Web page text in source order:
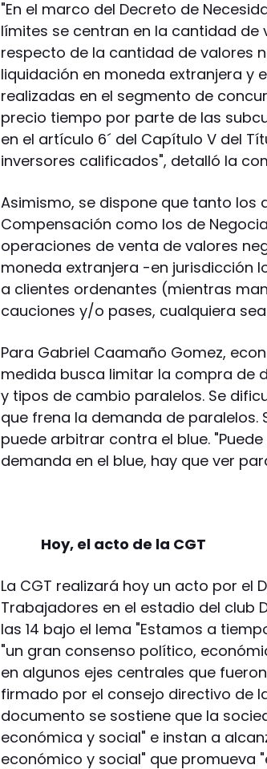
"En el marco del Decreto de
límites se centran en la cantidad de
respecto de la cantidad de valores
liquidación en moneda extranjera y
realizadas en el segmento de
precio tiempo por parte de las
en el artículo 6´ del Capítulo V del
inversores calificados", detalló la
Asimismo, se dispone que tanto los
Compensación como los de
operaciones de venta de valores
moneda extranjera -en jurisdicción
a clientes ordenantes (mientras
cauciones y/o pases, cualquiera
Para Gabriel Caamaño Gomez,
medida busca limitar la compra de
y tipos de cambio paralelos. Se
que frena la demanda de paralelos.
puede arbitrar contra el blue.
demanda en el blue, hay que ver
Hoy, el acto de la CGT
La CGT realizará hoy un acto por el
Trabajadores en el estadio del club
las 14 bajo el lema "Estamos a
"un gran consenso político,
en algunos ejes centrales que
firmado por el consejo directivo de
documento se sostiene que la
económica y social" e instan a
económico y social" que promueva